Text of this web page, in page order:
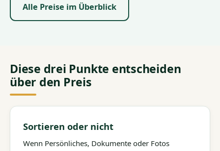
Alle Preise im Überblick
Diese drei Punkte entscheiden
über den Preis
Sortieren oder nicht
Wenn Persönliches, Dokumente oder Fotos